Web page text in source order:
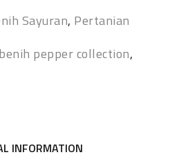
Sayuran, Pertanian
benih pepper collection,
INFORMATION